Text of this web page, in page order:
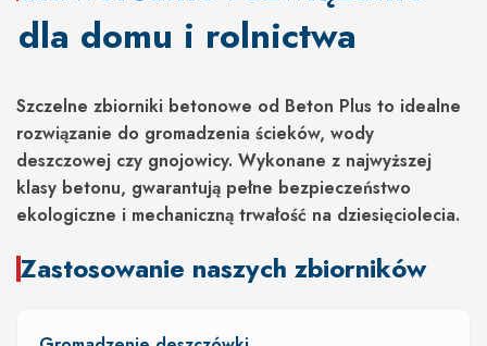
dla domu i rolnictwa
Szczelne zbiorniki betonowe od Beton Plus to idealne
rozwiązanie do gromadzenia ścieków, wody
deszczowej czy gnojowicy. Wykonane z najwyższej
klasy betonu, gwarantują pełne bezpieczeństwo
ekologiczne i mechaniczną trwałość na dziesięciolecia.
Zastosowanie naszych zbiorników